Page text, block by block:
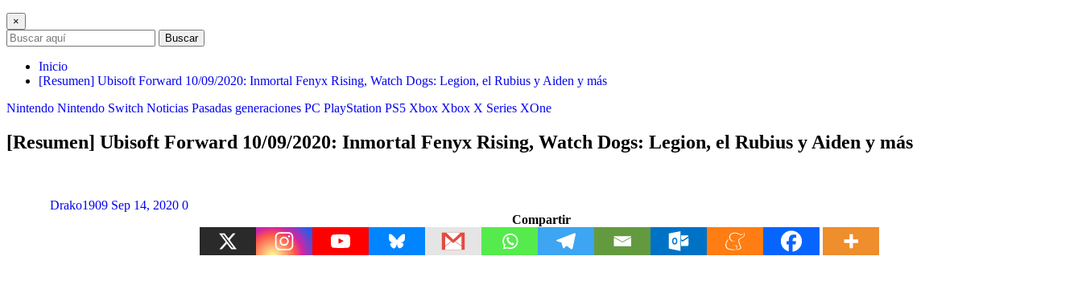
×
Buscar
Inicio
[Resumen] Ubisoft Forward 10/09/2020: Inmortal Fenyx Rising, Watch Dogs: Legion, el Rubius y Aiden y más
Nintendo Nintendo Switch Noticias Pasadas generaciones PC PlayStation PS5 Xbox Xbox X Series XOne
[Resumen] Ubisoft Forward 10/09/2020: Inmortal Fenyx Rising, Watch Dogs: Legion, el Rubius y Aiden y más
Drako1909 Sep 14, 2020 0
Compartir